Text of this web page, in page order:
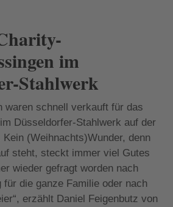
im
Stahlwerk
waren schnell verkauft für das
Düsseldorfer-Stahlwerk auf der
(Weihnachts)Wunder, denn
steht, steckt immer viel Gutes
wieder gefragt worden nach
für die ganze Familie oder nach
erzählt Daniel Feigenbutz von